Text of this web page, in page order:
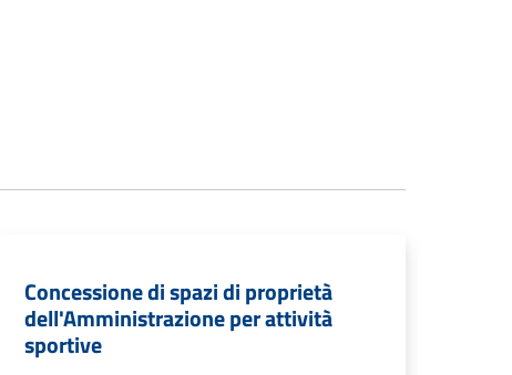
Concessione di spazi di proprietà
dell'Amministrazione per attività
sportive